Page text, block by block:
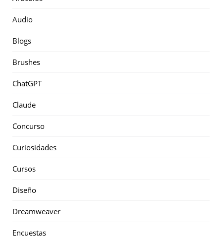
Audio
Blogs
Brushes
ChatGPT
Claude
Concurso
Curiosidades
Cursos
Diseño
Dreamweaver
Encuestas